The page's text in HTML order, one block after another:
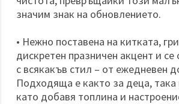
значим знак на обновлението.
• Нежно поставена на китката,
дискретен празничен акцент и се
с всякакъв стил – от ежедневен
Подходяща е както за деца, така
като добавя топлина и